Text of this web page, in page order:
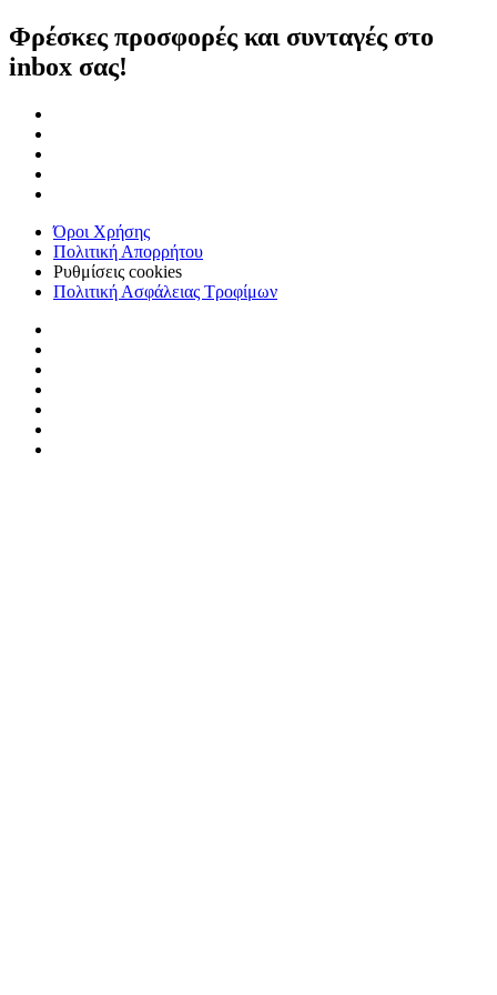
Φρέσκες προσφορές και συνταγές στο
inbox σας!
Όροι Χρήσης
Πολιτική Απορρήτου
Ρυθμίσεις cookies
Πολιτική Ασφάλειας Τροφίμων